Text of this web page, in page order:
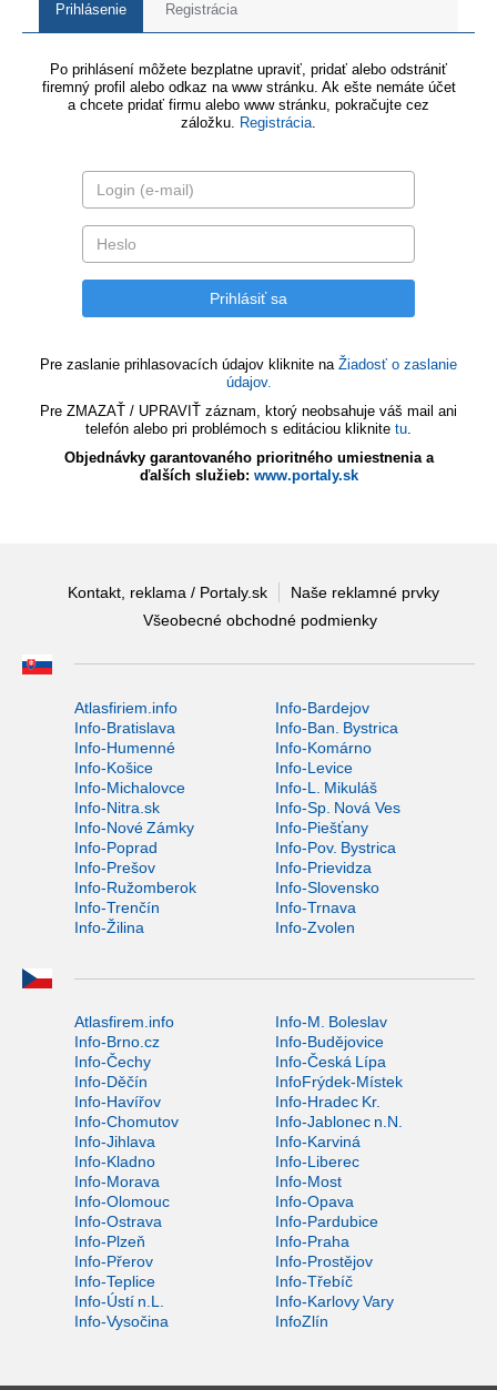
Prihlásenie Registrácia
Po prihlásení môžete bezplatne upraviť, pridať alebo odstrániť
firemný profil alebo odkaz na www stránku. Ak ešte nemáte účet
a chcete pridať firmu alebo www stránku, pokračujte cez
záložku. Registrácia.
Pre zaslanie prihlasovacích údajov kliknite na Žiadosť o zaslanie
údajov.
Pre ZMAZAŤ / UPRAVIŤ záznam, ktorý neobsahuje váš mail ani
telefón alebo pri problémoch s editáciou kliknite tu.
Objednávky garantovaného prioritného umiestnenia a
ďalších služieb: www.portaly.sk
Kontakt, reklama / Portaly.sk
Naše reklamné prvky
Všeobecné obchodné podmienky
Atlasfiriem.info
Info-Bardejov
Info-Bratislava
Info-Ban. Bystrica
Info-Humenné
Info-Komárno
Info-Košice
Info-Levice
Info-Michalovce
Info-L. Mikuláš
Info-Nitra.sk
Info-Sp. Nová Ves
Info-Nové Zámky
Info-Piešťany
Info-Poprad
Info-Pov. Bystrica
Info-Prešov
Info-Prievidza
Info-Ružomberok
Info-Slovensko
Info-Trenčín
Info-Trnava
Info-Žilina
Info-Zvolen
Atlasfirem.info
Info-M. Boleslav
Info-Brno.cz
Info-Budějovice
Info-Čechy
Info-Česká Lípa
Info-Děčín
InfoFrýdek-Místek
Info-Havířov
Info-Hradec Kr.
Info-Chomutov
Info-Jablonec n.N.
Info-Jihlava
Info-Karviná
Info-Kladno
Info-Liberec
Info-Morava
Info-Most
Info-Olomouc
Info-Opava
Info-Ostrava
Info-Pardubice
Info-Plzeň
Info-Praha
Info-Přerov
Info-Prostějov
Info-Teplice
Info-Třebíč
Info-Ústí n.L.
Info-Karlovy Vary
Info-Vysočina
InfoZlín